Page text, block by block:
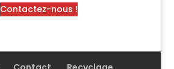
Contactez-nous !